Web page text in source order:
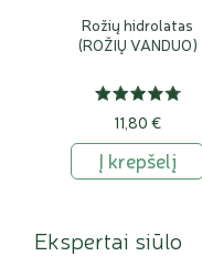
Rožių hidrolatas
(ROŽIŲ VANDUO)
11,80 €
Į krepšelį
Ekspertai siūlo